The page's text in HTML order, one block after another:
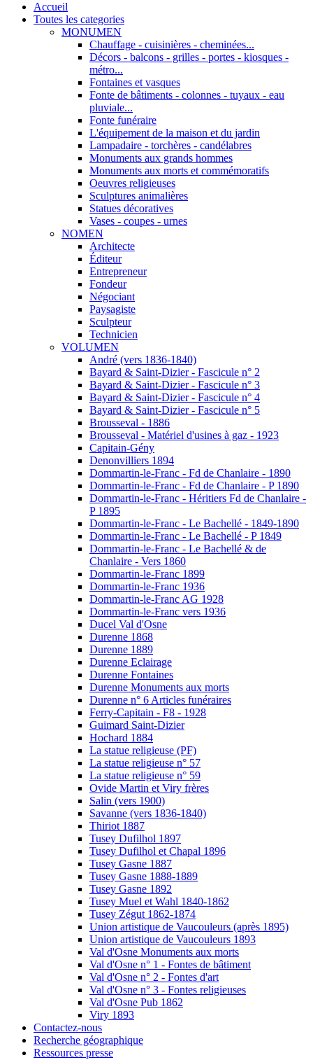
Accueil
Toutes les categories
MONUMEN
Chauffage - cuisinières - cheminées...
Décors - balcons - grilles - portes - kiosques -
métro...
Fontaines et vasques
Fonte de bâtiments - colonnes - tuyaux - eau
pluviale...
Fonte funéraire
L'équipement de la maison et du jardin
Lampadaire - torchères - candélabres
Monuments aux grands hommes
Monuments aux morts et commémoratifs
Oeuvres religieuses
Sculptures animalières
Statues décoratives
Vases - coupes - urnes
NOMEN
Architecte
Éditeur
Entrepreneur
Fondeur
Négociant
Paysagiste
Sculpteur
Technicien
VOLUMEN
André (vers 1836-1840)
Bayard & Saint-Dizier - Fascicule n° 2
Bayard & Saint-Dizier - Fascicule n° 3
Bayard & Saint-Dizier - Fascicule n° 4
Bayard & Saint-Dizier - Fascicule n° 5
Brousseval - 1886
Brousseval - Matériel d'usines à gaz - 1923
Capitain-Gény
Denonvilliers 1894
Dommartin-le-Franc - Fd de Chanlaire - 1890
Dommartin-le-Franc - Fd de Chanlaire - P 1890
Dommartin-le-Franc - Héritiers Fd de Chanlaire -
P 1895
Dommartin-le-Franc - Le Bachellé - 1849-1890
Dommartin-le-Franc - Le Bachellé - P 1849
Dommartin-le-Franc - Le Bachellé & de
Chanlaire - Vers 1860
Dommartin-le-Franc 1899
Dommartin-le-Franc 1936
Dommartin-le-Franc AG 1928
Dommartin-le-Franc vers 1936
Ducel Val d'Osne
Durenne 1868
Durenne 1889
Durenne Eclairage
Durenne Fontaines
Durenne Monuments aux morts
Durenne n° 6 Articles funéraires
Ferry-Capitain - F8 - 1928
Guimard Saint-Dizier
Hochard 1884
La statue religieuse (PF)
La statue religieuse n° 57
La statue religieuse n° 59
Ovide Martin et Viry frères
Salin (vers 1900)
Savanne (vers 1836-1840)
Thiriot 1887
Tusey Dufilhol 1897
Tusey Dufilhol et Chapal 1896
Tusey Gasne 1887
Tusey Gasne 1888-1889
Tusey Gasne 1892
Tusey Muel et Wahl 1840-1862
Tusey Zégut 1862-1874
Union artistique de Vaucouleurs (après 1895)
Union artistique de Vaucouleurs 1893
Val d'Osne Monuments aux morts
Val d'Osne n° 1 - Fontes de bâtiment
Val d'Osne n° 2 - Fontes d'art
Val d'Osne n° 3 - Fontes religieuses
Val d'Osne Pub 1862
Viry 1893
Contactez-nous
Recherche géographique
Ressources presse